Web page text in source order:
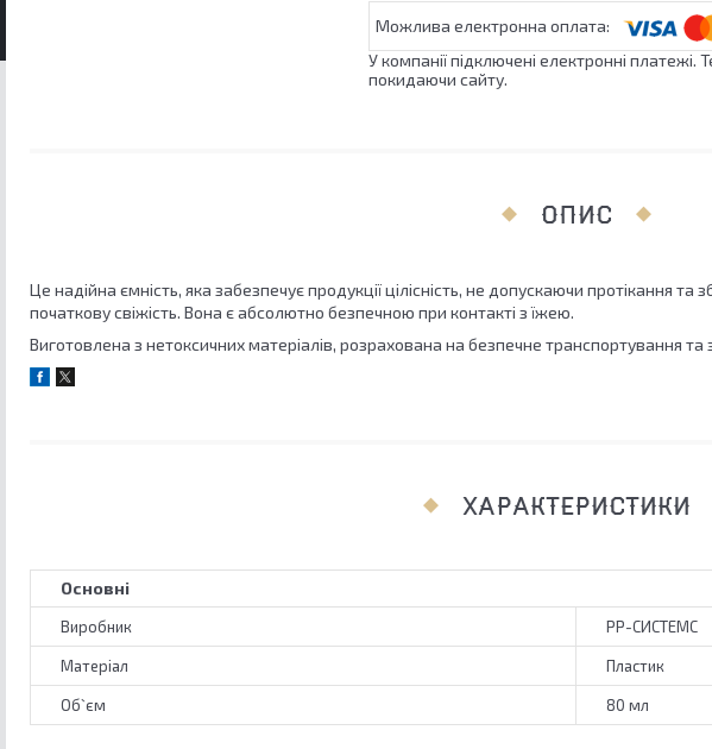
У компанії підключені електронні
покидаючи сайту.
ОПИС
Це надійна ємність, яка забезпечує продукції цілісність, не допускаючи протікання
початкову свіжість. Вона є абсолютно безпечною при контакті з їжею.
Виготовлена з нетоксичних матеріалів, розрахована на безпечне транспортування та
ХАРАКТЕРИСТИКИ
Основні
Виробник РР-СИСТЕМС
Матеріал Пластик
Об`єм 80 мл